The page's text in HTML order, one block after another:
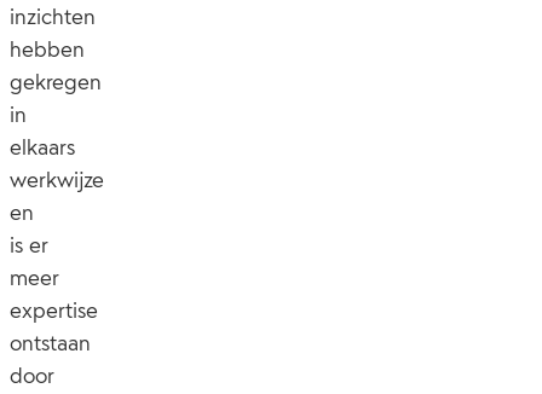
inzichten
hebben
gekregen
in
elkaars
werkwijze
en
is er
meer
expertise
ontstaan
door